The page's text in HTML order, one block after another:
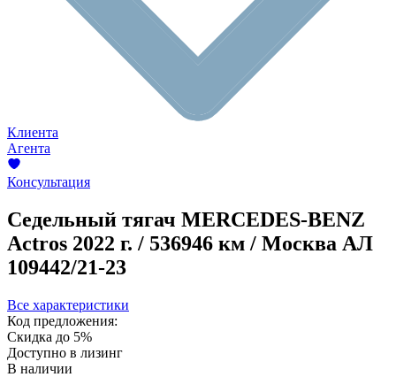
Клиента
Агента
Консультация
Седельный тягач MERCEDES-BENZ
Actros 2022 г. / 536946 км / Москва АЛ
109442/21-23
Все характеристики
Код предложения:
Скидка до 5%
Доступно в лизинг
В наличии